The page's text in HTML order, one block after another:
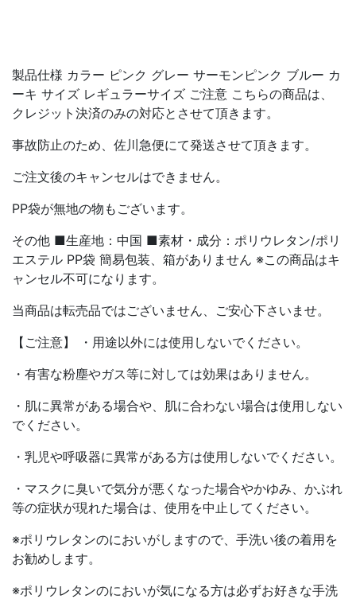
製品仕様 カラー ピンク グレー サーモンピンク ブルー カ
ーキ サイズ レギュラーサイズ ご注意 こちらの商品は、
クレジット決済のみの対応とさせて頂きます。
事故防止のため、佐川急便にて発送させて頂きます。
ご注文後のキャンセルはできません。
PP袋が無地の物もございます。
その他 ■生産地：中国 ■素材・成分：ポリウレタン/ポリ
エステル PP袋 簡易包装、箱がありません ※この商品はキ
ャンセル不可になります。
当商品は転売品ではございません、ご安心下さいませ。
【ご注意】 ・用途以外には使用しないでください。
・有害な粉塵やガス等に対しては効果はありません。
・肌に異常がある場合や、肌に合わない場合は使用しない
でください。
・乳児や呼吸器に異常がある方は使用しないでください。
・マスクに臭いで気分が悪くなった場合やかゆみ、かぶれ
等の症状が現れた場合は、使用を中止してください。
※ポリウレタンのにおいがしますので、手洗い後の着用を
お勧めします。
※ポリウレタンのにおいが気になる方は必ずお好きな手洗